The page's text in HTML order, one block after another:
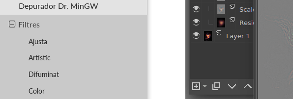
Depurador Dr. MinGW
Filtres
Ajusta
Artístic
Difuminat
Color